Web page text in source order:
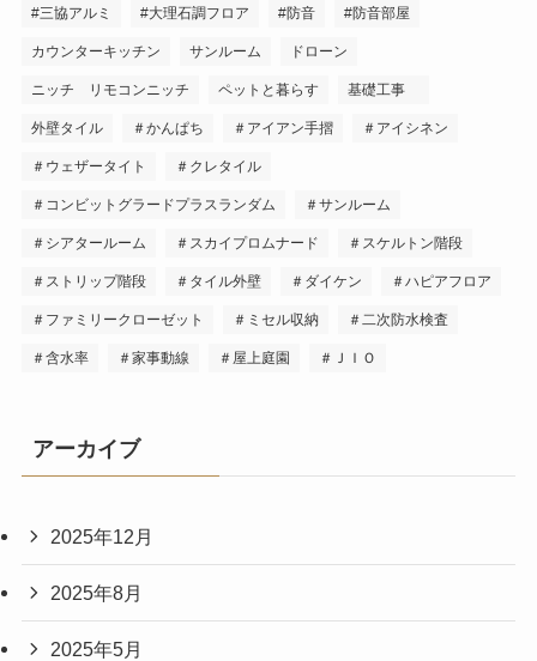
#三協アルミ #大理石調フロア #防音 #防音部屋
カウンターキッチン サンルーム ドローン
ニッチ リモコンニッチ ペットと暮らす 基礎工事
外壁タイル ＃かんぱち ＃アイアン手摺 ＃アイシネン
＃ウェザータイト ＃クレタイル
＃コンビットグラードプラスランダム ＃サンルーム
＃シアタールーム ＃スカイプロムナード ＃スケルトン階段
＃ストリップ階段 ＃タイル外壁 ＃ダイケン ＃ハピアフロア
＃ファミリークローゼット ＃ミセル収納 ＃二次防水検査
＃含水率 ＃家事動線 ＃屋上庭園 ＃ＪＩＯ
アーカイブ
2025年12月
2025年8月
2025年5月